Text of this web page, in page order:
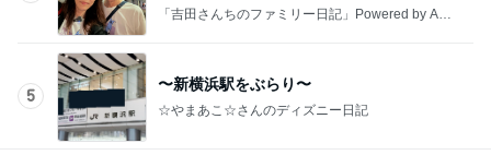
「吉田さんちのファミリー日記」Powered by Ame
5
〜新横浜駅をぶらり〜
☆やまあこ☆さんのディズニー日記